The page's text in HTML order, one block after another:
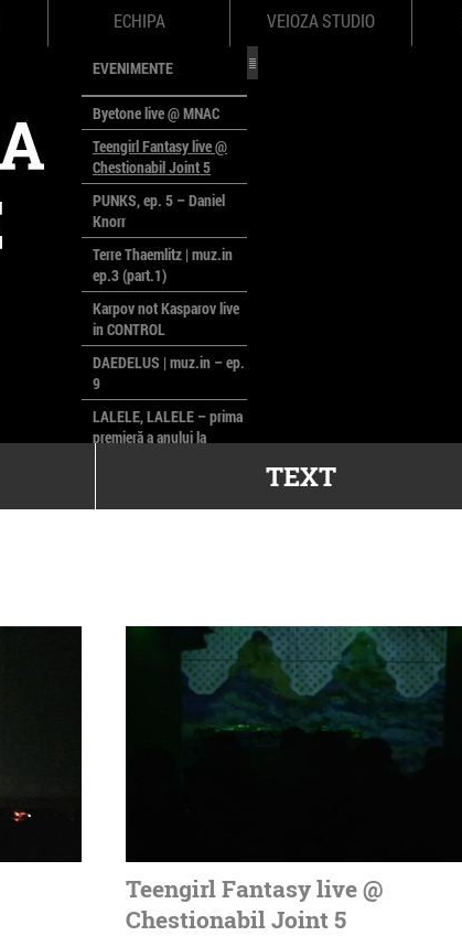
ECHIPA VEIOZA STUDIO
EVENIMENTE
Byetone live @ MNAC
Teengirl Fantasy live @
Chestionabil Joint 5
PUNKS, ep. 5 – Daniel
Knorr
Terre Thaemlitz | muz.in
ep.3 (part.1)
Karpov not Kasparov live
in CONTROL
DAEDELUS | muz.in – ep.
9
LALELE, LALELE – prima
premieră a anului la
poloneze la București
TEXT
Teengirl Fantasy live @
Chestionabil Joint 5